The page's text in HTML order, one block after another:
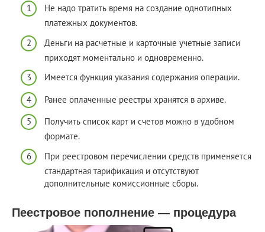
Не надо тратить время на создание однотипных
платежных документов.
Деньги на расчетные и карточные учетные записи
приходят моментально и одновременно.
Имеется функция указания содержания операции.
Ранее оплаченные реестры хранятся в архиве.
Получить список карт и счетов можно в удобном
формате.
При реестровом перечислении средств применяется
стандартная тарификация и отсутствуют
дополнительные комиссионные сборы.
Пеестровое пополнение — процедура